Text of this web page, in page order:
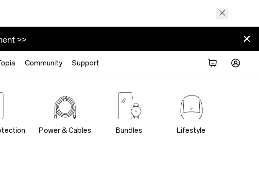
>>
Community Support
Power & Cables Bundles Lifestyle